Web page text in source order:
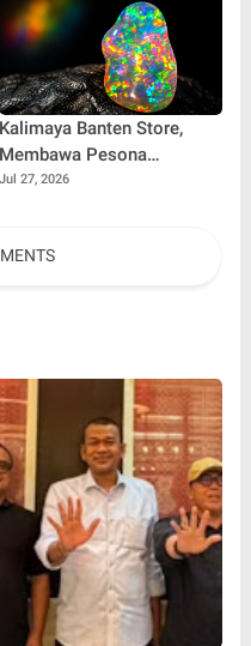
Kalimaya Banten Store,
Membawa Pesona
Kalimaya Banten
Jul 27, 2026